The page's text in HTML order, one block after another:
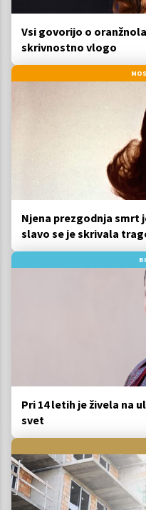
Vsi govorijo o
skrivnostno vlogo
Njena prezgodnja smrt
slavo se je skrivala
Pri 14 letih je živela na
svet